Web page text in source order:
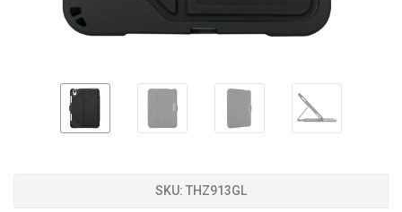
SKU: THZ913GL